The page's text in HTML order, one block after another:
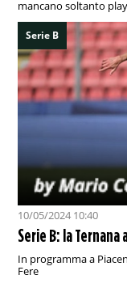
mancano soltanto
Serie B
10/05/2024 10:40
Serie B: la
In programma a
Fere